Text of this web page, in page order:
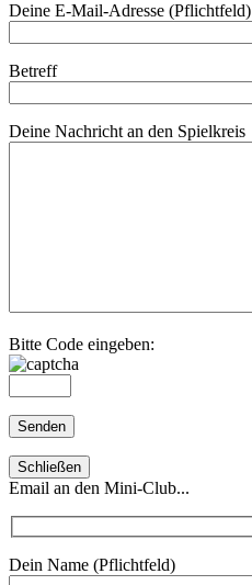
Deine E-Mail-Adresse (Pflichtfeld)
Betreff
Deine Nachricht an den Spielkreis
Bitte Code eingeben:
Schließen
Email an den Mini-Club...
Dein Name (Pflichtfeld)